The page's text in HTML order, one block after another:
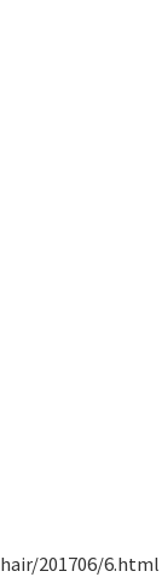
201706/6.html